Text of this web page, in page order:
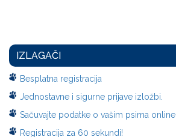
IZLAGAČI
Besplatna registracija
Jednostavne i sigurne prijave izložbi.
Sačuvajte podatke o vašim psima online
Registracija za 60 sekundi!